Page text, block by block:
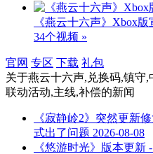
《燕云十六声》Xbox版
34个视频 »
官网 专区 下载 礼包
关于燕云十六声,兑换码,镇守
联动活动,主线,补偿的新闻
《寂静岭2》突然更新
式出了问题 2026-08-08
《悠游时光》版本更新